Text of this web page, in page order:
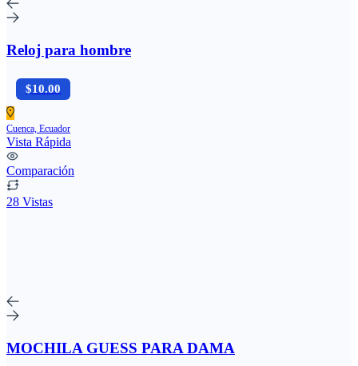
Reloj para hombre
$10.00
Cuenca, Ecuador
Vista Rápida
Comparación
28 Vistas
MOCHILA GUESS PARA DAMA